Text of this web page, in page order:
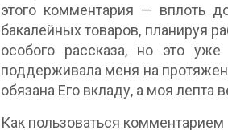
этого комментария — вплоть
бакалейных товаров, планируя
особого рассказа, но это
поддерживала меня на
обязана Его вкладу, а моя лепта
Как пользоваться комментарием